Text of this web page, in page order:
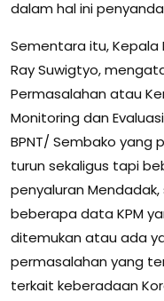
dalam hal ini
Sementara itu, Kepala
Ray Suwigtyo,
Permasalahan atau
Monitoring dan
BPNT/ Sembako yang
turun sekaligus tapi
penyaluran
beberapa data KPM
ditemukan atau ada
permasalahan yang
terkait keberadaan